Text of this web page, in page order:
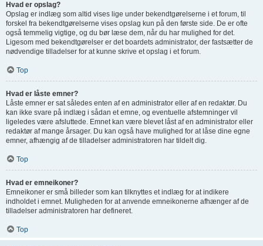
Hvad er opslag?
Opslag er indlæg som altid vises lige under bekendtgørelserne i et forum, til
forskel fra bekendtgørelserne vises opslag kun på den første side. De er ofte
også temmelig vigtige, og du bør læse dem, når du har mulighed for det.
Ligesom med bekendtgørelser er det boardets administrator, der fastsætter de
nødvendige tilladelser for at kunne skrive et opslag i et forum.
Top
Hvad er låste emner?
Låste emner er sat således enten af en administrator eller af en redaktør. Du
kan ikke svare på indlæg i sådan et emne, og eventuelle afstemninger vil
ligeledes være afsluttede. Emnet kan være blevet låst af en administrator eller
redaktør af mange årsager. Du kan også have mulighed for at låse dine egne
emner, afhængig af de tilladelser administratoren har tildelt dig.
Top
Hvad er emneikoner?
Emneikoner er små billeder som kan tilknyttes et indlæg for at indikere
indholdet i emnet. Muligheden for at anvende emneikonerne afhænger af de
tilladelser administratoren har defineret.
Top